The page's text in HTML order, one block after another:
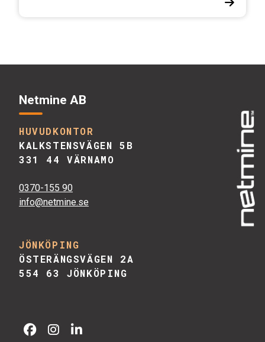
Netmine Awareness Training.
levande säkerhetskultur genom:
Lärande i stunden:
bästa utbildningstillfället (utan pekpinnar!).
Mätbar effekt:Hur ni ser att organisationens
Vi ses för att prata om hur vi gör IT-säkerhet till
Netmine AB
HUVUDKONTOR
KALKSTENSVÄGEN 5B
331 44 VÄRNAMO
0370-155 90
info@netmine.se
JÖNKÖPING
ÖSTERÄNGSVÄGEN 2A
554 63 JÖNKÖPING